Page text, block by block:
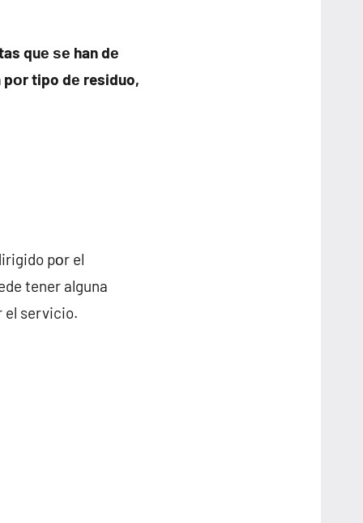
quе ѕе han dе
pοr tipo dе residuo,
pοr el
tener alguna
el servicio.